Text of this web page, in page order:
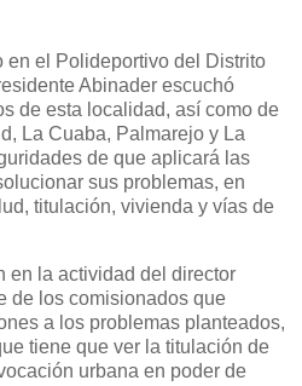
en el Polideportivo del Distrito
Abinader escuchó
de esta localidad, así como de
La Cuaba, Palmarejo y La
de que aplicará las
sus problemas, en
titulación, vivienda y vías de
en la actividad del director
de los comisionados que
a los problemas planteados,
tiene que ver la titulación de
urbana en poder de